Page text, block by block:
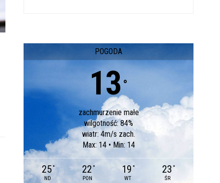
POGODA
13 °
zachmurzenie małe
wilgotność: 84%
wiatr: 4m/s zach.
Max: 14 • Min: 14
25 °
ND
22 °
PON
19 °
WT
23 °
ŚR